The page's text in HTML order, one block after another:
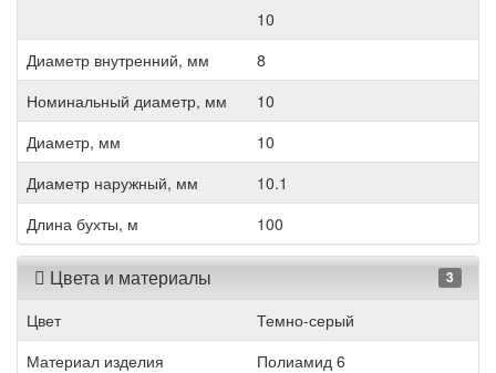
10
Диаметр внутренний, мм
8
Номинальный диаметр, мм
10
Диаметр, мм
10
Диаметр наружный, мм
10.1
Длина бухты, м
100
Цвета и материалы 3
Цвет
Темно-серый
Материал изделия
Полиамид 6